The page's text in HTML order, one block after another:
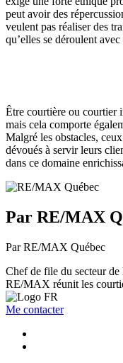
peut avoir des
veulent pas réaliser des
qu’elles se déroulent
Être courtière ou courtier
mais cela comporte
Malgré les obstacles,
dévoués à servir leurs
dans ce domaine
Par RE/MAX
Par RE/MAX Québec
Chef de file du secteur
RE/MAX réunit les
Me contacter